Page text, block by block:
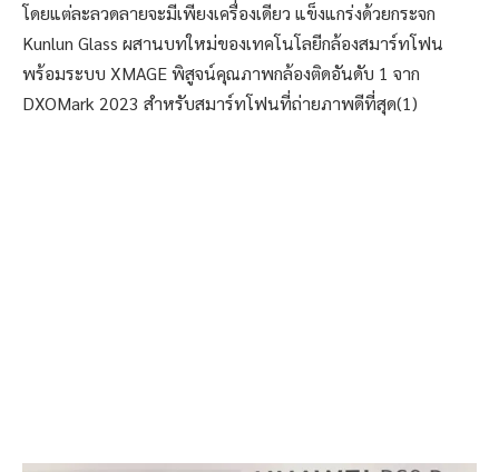
โดยแต่ละลวดลายจะมีเพียงเครื่องเดียว แข็งแกร่งด้วยกระจก
Kunlun Glass ผสานบทใหม่ของเทคโนโลยีกล้องสมาร์ทโฟน
พร้อมระบบ XMAGE พิสูจน์คุณภาพกล้องติดอันดับ 1 จาก
DXOMark 2023 สำหรับสมาร์ทโฟนที่ถ่ายภาพดีที่สุด(1)